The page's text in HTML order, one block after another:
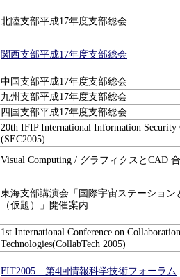
北陸支部平成17年度支部総会
関西支部平成17年度支部総会
中国支部平成17年度支部総会
九州支部平成17年度支部総会
四国支部平成17年度支部総会
20th IFIP International Information Security
(SEC2005)
Visual Computing / グラフィクスとCAD
東海支部講演会「国際宇宙ステーション
（仮題）」開催案内
1st International Conference on Collaboration
Technologies(CollabTech 2005)
FIT2005 第4回情報科学技術フォーラム